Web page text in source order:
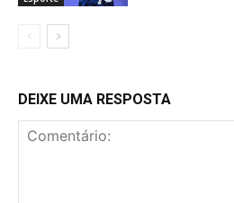
DEIXE UMA RESPOSTA